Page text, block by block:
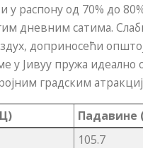
у распону од 70% до
дневним сатима.
доприносећи
у Јивуу пружа
градским
Падавине
105.7